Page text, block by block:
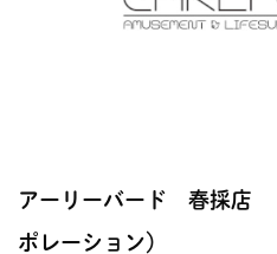
アーリーバード 春採店
ポレーション）